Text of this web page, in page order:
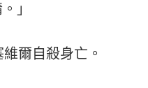
」
爾自殺身亡。